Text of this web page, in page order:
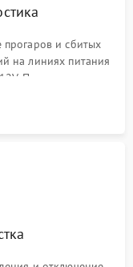
и сбитых
на линиях питания
Проверка на
питания GPU и